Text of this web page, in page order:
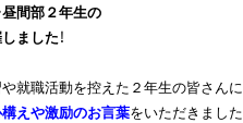
昼間部２年生の
ました！
えや激励のお言葉をいただきました